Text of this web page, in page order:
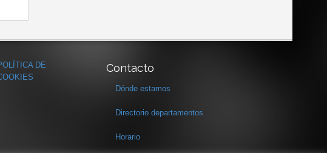
DE
Contacto
Dónde estamos
Directorio departamentos
Horario